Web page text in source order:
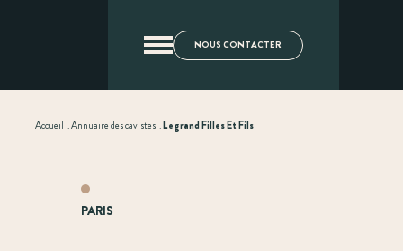
NOUS CONTACTER
Accueil .Annuaire des cavistes .Legrand Filles Et Fils
PARIS